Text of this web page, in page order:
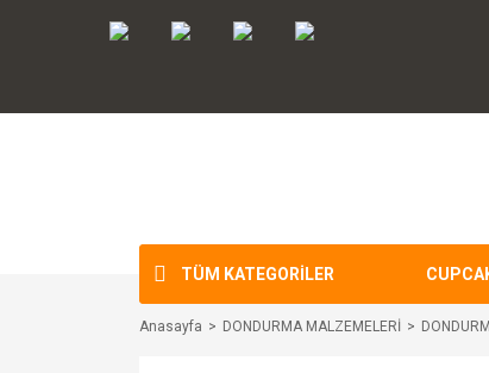
TÜM KATEGORİLER
Anasayfa DONDURMA MALZEMELERİ